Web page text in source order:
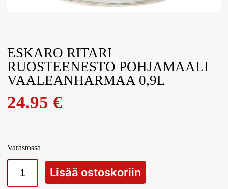
ESKARO RITARI
RUOSTEENESTO POHJAMAALI
VAALEANHARMAA 0,9L
24.95€
Varastossa
Lisää ostoskoriin